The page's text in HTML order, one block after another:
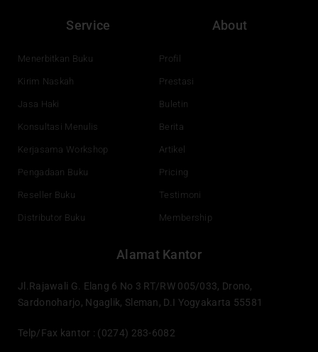
e
b
o
e
n
t
a
Service
Menerbitkan Buku
Kirim Naskah
Jasa Haki
Konsultasi Menulis
Kerjasama Workshop
Pengadaan Buku
Reseller Buku
Distributor Buku
About
Profil
Prestasi
Buletin
Berita
Artikel
Pricing
Testimoni
Membership
Alamat Kantor
Jl.Rajawali G. Elang 6 No 3 RT/RW 005/033, Drono,
Sardonoharjo, Ngaglik, Sleman, D.I Yogyakarta 55581
Telp/Fax kantor : (0274) 283-6082